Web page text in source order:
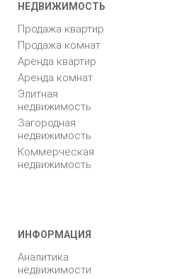
НЕДВИЖИМОСТЬ
Продажа квартир
Продажа комнат
Аренда квартир
Аренда комнат
Элитная
недвижимость
Загородная
недвижимость
Коммерческая
недвижимость
ИНФОРМАЦИЯ
Аналитика
недвижимости